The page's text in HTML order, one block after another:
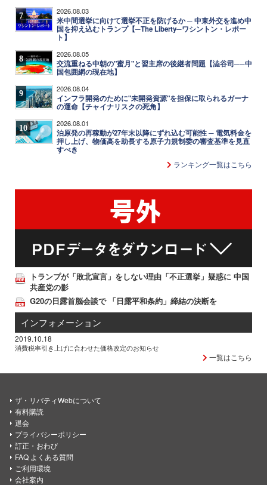
7 2026.08.03
米中間選挙に向けて選挙不正を防げるか ─ 中東外交を進め中
国を抑え込むトランプ【─The Liberty─ワシントン・レポー
ト】
8 2026.08.05
交流重ねる中朝の"蜜月"と習主席の後継者問題【澁谷司──中
国包囲網の現在地】
9 2026.08.04
インフラ開発のために"未開発資源"を担保に取られるガーナ
の運命【チャイナリスクの死角】
10 2026.08.01
泊原発の再稼動が27年末以降にずれ込む可能性 ─ 電気料金を
押し上げ、物価高を助長する原子力規制委の審査基準を見直
すべき
ランキング一覧はこちら
トランプが「敗北宣言」をしない理由「不正選挙」疑惑に 中国
共産党の影
G20の日露首脳会談で 「日露平和条約」締結の決断を
インフォメーション
2019.10.18
消費税率引き上げに合わせた価格改定のお知らせ
一覧はこちら
ザ・リバティWebについて
有料購読
退会
プライバシーポリシー
訂正・おわび
FAQ よくある質問
ご利用環境
会社案内